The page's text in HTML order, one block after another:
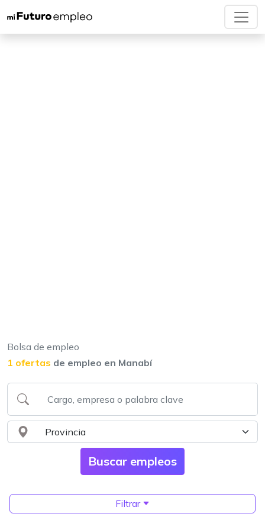
Bolsa de empleo
1 ofertas de empleo en Manabí
Filtrar